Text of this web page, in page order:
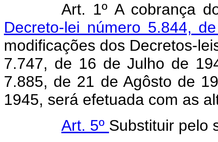
Art. 1º A cobrança
Decreto-lei número 5.844,
modificações dos Decretos-
7.747, de 16 de Julho de
7.885, de 21 de Agôsto de
1945, será efetuada com as
Art. 5º Substituir pelo